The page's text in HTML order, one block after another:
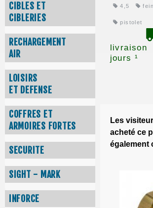
CIBLES ET
CIBLERIES
RECHARGEMENT
AIR
LOISIRS
ET DEFENSE
COFFRES ET
ARMOIRES FORTES
SECURITE
SIGHT - MARK
INFORCE
4,5
pistolet
jours ¹
Les
acheté ce
également